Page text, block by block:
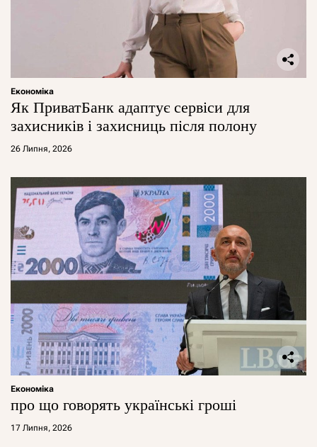
Економіка
Як ПриватБанк адаптує сервіси для
захисників і захисниць після полону
26 Липня, 2026
Економіка
про що говорять українські гроші
17 Липня, 2026